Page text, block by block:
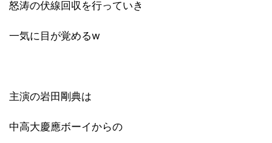
怒涛の伏線回収を行っていき
一気に目が覚めるw
主演の岩田剛典は
中高大慶應ボーイからの